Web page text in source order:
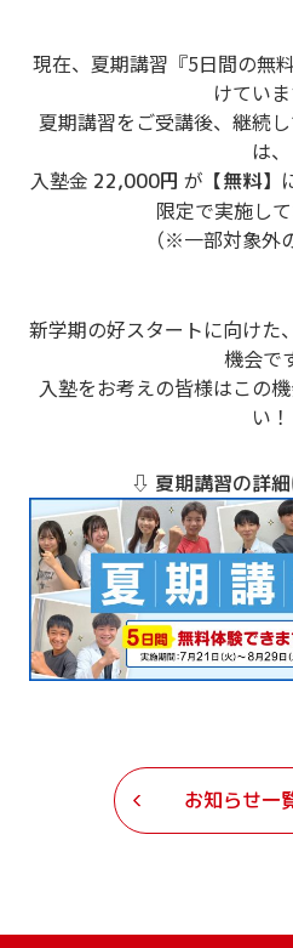
現在、夏期講習『5日間の無
けていま
夏期講習をご受講後、継続
は、
入塾金 22,000円 が 【無料】
限定で実施して
（※一部対象外
新学期の好スタートに向けた
機会で
入塾をお考えの皆様はこの
い！
⇩ 夏期講習の詳細
お知らせ一